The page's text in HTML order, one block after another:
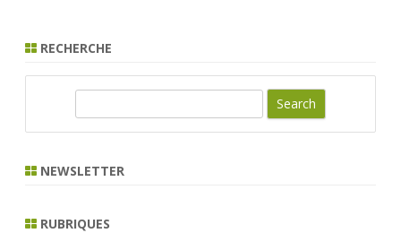
RECHERCHE
r
NEWSLETTER
RUBRIQUES